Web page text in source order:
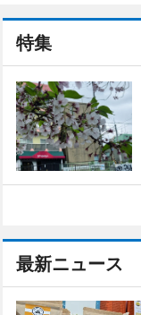
特集
最新ニュース